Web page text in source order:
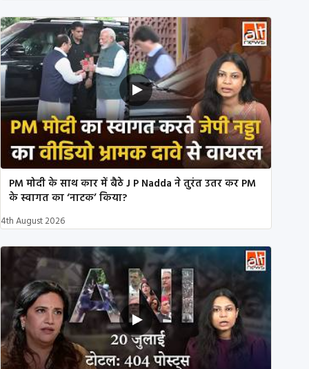
PM मोदी के साथ कार में बैठे J P Nadda ने तुरंत उतर कर PM
के स्वागत का ‘नाटक’ किया?
4th August 2026